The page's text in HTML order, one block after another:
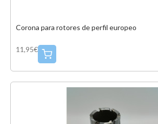
Corona para rotores de perfil europeo
11,95€